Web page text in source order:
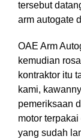
tersebut
arm autogate
OAE Arm
kemudian
kontraktor itu
kami,
pemeriksaan
motor
yang sudah